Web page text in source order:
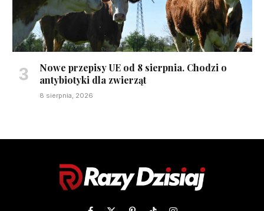
Nowe przepisy UE od 8 sierpnia. Chodzi o
antybiotyki dla zwierząt
8 sierpnia, 2026